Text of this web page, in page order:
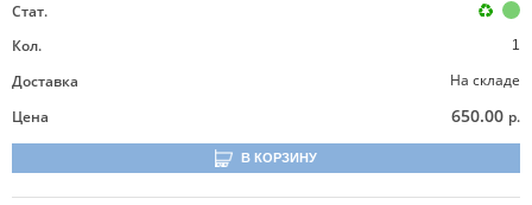
Стат.
Кол.
1
Доставка
На складе
Цена
650.00 р.
В КОРЗИНУ